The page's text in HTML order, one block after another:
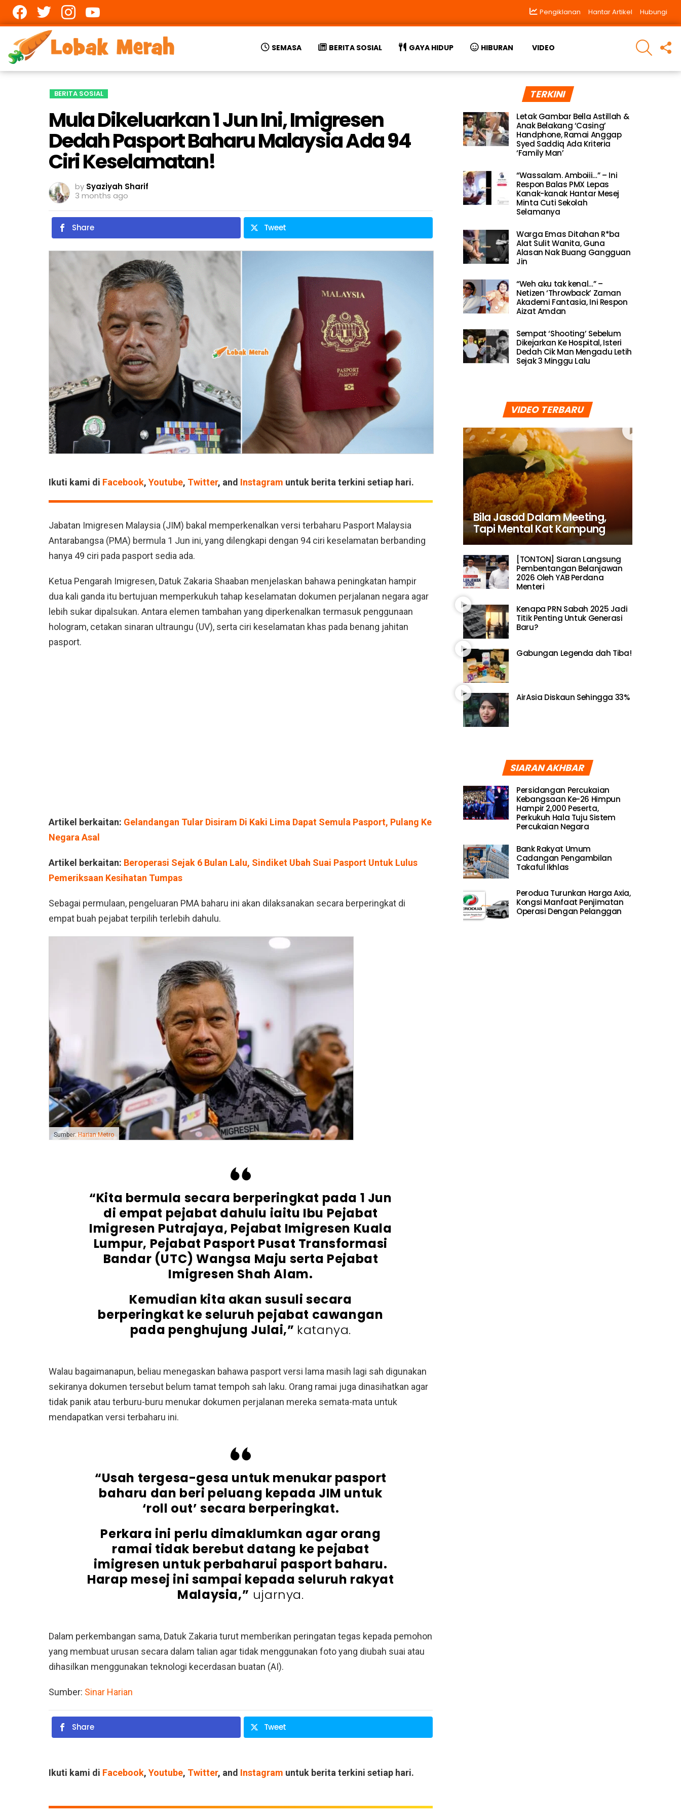
Pengiklanan Hantar Artikel Hubungi
SEMASA BERITA SOSIAL GAYA HIDUP HIBURAN VIDEO
SEARCH
BERITA SOSIAL
Mula Dikeluarkan 1 Jun Ini, Imigresen
Dedah Pasport Baharu Malaysia Ada 94
Ciri Keselamatan!
by Syaziyah Sharif
3 months ago
Share Tweet
Ikuti kami di Facebook, Youtube, Twitter, and Instagram untuk berita terkini setiap hari.
Jabatan Imigresen Malaysia (JIM) bakal memperkenalkan versi terbaharu Pasport Malaysia
Antarabangsa (PMA) bermula 1 Jun ini, yang dilengkapi dengan 94 ciri keselamatan berbanding
hanya 49 ciri pada pasport sedia ada.
Ketua Pengarah Imigresen, Datuk Zakaria Shaaban menjelaskan bahawa peningkatan hampir
dua kali ganda itu bertujuan memperkukuh tahap keselamatan dokumen perjalanan negara agar
lebih sukar dipalsukan. Antara elemen tambahan yang diperkenalkan termasuk penggunaan
hologram, cetakan sinaran ultraungu (UV), serta ciri keselamatan khas pada benang jahitan
pasport.
Artikel berkaitan: Gelandangan Tular Disiram Di Kaki Lima Dapat Semula Pasport, Pulang Ke
Negara Asal
Artikel berkaitan: Beroperasi Sejak 6 Bulan Lalu, Sindiket Ubah Suai Pasport Untuk Lulus
Pemeriksaan Kesihatan Tumpas
Sebagai permulaan, pengeluaran PMA baharu ini akan dilaksanakan secara berperingkat di
empat buah pejabat terpilih terlebih dahulu.
Sumber:Harian Metro
“Kita bermula secara berperingkat pada 1 Jun
di empat pejabat dahulu iaitu Ibu Pejabat
Imigresen Putrajaya, Pejabat Imigresen Kuala
Lumpur, Pejabat Pasport Pusat Transformasi
Bandar (UTC) Wangsa Maju serta Pejabat
Imigresen Shah Alam.
Kemudian kita akan susuli secara
berperingkat ke seluruh pejabat cawangan
pada penghujung Julai,” katanya.
Walau bagaimanapun, beliau menegaskan bahawa pasport versi lama masih lagi sah digunakan
sekiranya dokumen tersebut belum tamat tempoh sah laku. Orang ramai juga dinasihatkan agar
tidak panik atau terburu-buru menukar dokumen perjalanan mereka semata-mata untuk
mendapatkan versi terbaharu ini.
“Usah tergesa-gesa untuk menukar pasport
baharu dan beri peluang kepada JIM untuk
‘roll out’ secara berperingkat.
Perkara ini perlu dimaklumkan agar orang
ramai tidak berebut datang ke pejabat
imigresen untuk perbaharui pasport baharu.
Harap mesej ini sampai kepada seluruh rakyat
Malaysia,” ujarnya.
Dalam perkembangan sama, Datuk Zakaria turut memberikan peringatan tegas kepada pemohon
yang membuat urusan secara dalam talian agar tidak menggunakan foto yang diubah suai atau
dihasilkan menggunakan teknologi kecerdasan buatan (AI).
Sumber: Sinar Harian
Share Tweet
Ikuti kami di Facebook, Youtube, Twitter, and Instagram untuk berita terkini setiap hari.
TERKINI
Letak Gambar Bella Astillah &
Anak Belakang ‘Casing’
Handphone, Ramai Anggap
Syed Saddiq Ada Kriteria
‘Family Man’
“Wassalam. Amboiii…” – Ini
Respon Balas PMX Lepas
Kanak-kanak Hantar Mesej
Minta Cuti Sekolah
Selamanya
Warga Emas Ditahan R*ba
Alat Sulit Wanita, Guna
Alasan Nak Buang Gangguan
Jin
“Weh aku tak kenal…” –
Netizen ‘Throwback’ Zaman
Akademi Fantasia, Ini Respon
Aizat Amdan
Sempat ‘Shooting’ Sebelum
Dikejarkan Ke Hospital, Isteri
Dedah Cik Man Mengadu Letih
Sejak 3 Minggu Lalu
VIDEO TERBARU
Bila Jasad Dalam Meeting,
Tapi Mental Kat Kampung
[TONTON] Siaran Langsung
Pembentangan Belanjawan
2026 Oleh YAB Perdana
Menteri
Kenapa PRN Sabah 2025 Jadi
Titik Penting Untuk Generasi
Baru?
Gabungan Legenda dah Tiba!
AirAsia Diskaun Sehingga 33%
SIARAN AKHBAR
Persidangan Percukaian
Kebangsaan Ke-26 Himpun
Hampir 2,000 Peserta,
Perkukuh Hala Tuju Sistem
Percukaian Negara
Bank Rakyat Umum
Cadangan Pengambilan
Takaful Ikhlas
Perodua Turunkan Harga Axia,
Kongsi Manfaat Penjimatan
Operasi Dengan Pelanggan